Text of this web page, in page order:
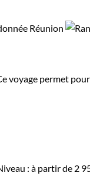
permet
: à partir de 2